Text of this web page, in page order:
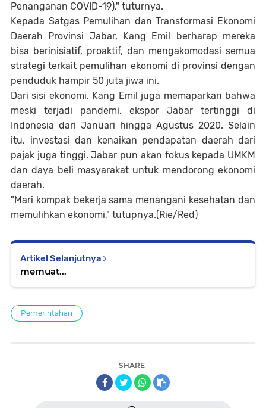
Penanganan COVID-19)," tuturnya.
Kepada Satgas Pemulihan dan Transformasi Ekonomi
Daerah Provinsi Jabar, Kang Emil berharap mereka
bisa berinisiatif, proaktif, dan mengakomodasi semua
strategi terkait pemulihan ekonomi di provinsi dengan
penduduk hampir 50 juta jiwa ini.
Dari sisi ekonomi, Kang Emil juga memaparkan bahwa
meski terjadi pandemi, ekspor Jabar tertinggi di
Indonesia dari Januari hingga Agustus 2020. Selain
itu, investasi dan kenaikan pendapatan daerah dari
pajak juga tinggi. Jabar pun akan fokus kepada UMKM
dan daya beli masyarakat untuk mendorong ekonomi
daerah.
"Mari kompak bekerja sama menangani kesehatan dan
memulihkan ekonomi," tutupnya.(Rie/Red)
Artikel Selanjutnya
memuat...
Pemerintahan
SHARE